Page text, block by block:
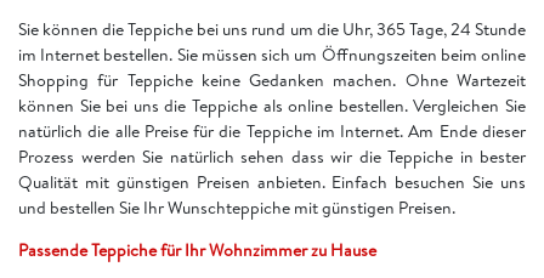
Sie können die Teppiche bei uns rund um die Uhr, 365 Tage, 24 Stunde
im Internet bestellen. Sie müssen sich um Öffnungszeiten beim online
Shopping für Teppiche keine Gedanken machen. Ohne Wartezeit
können Sie bei uns die Teppiche als online bestellen. Vergleichen Sie
natürlich die alle Preise für die Teppiche im Internet. Am Ende dieser
Prozess werden Sie natürlich sehen dass wir die Teppiche in bester
Qualität mit günstigen Preisen anbieten. Einfach besuchen Sie uns
und bestellen Sie Ihr Wunschteppiche mit günstigen Preisen.
Passende Teppiche für Ihr Wohnzimmer zu Hause